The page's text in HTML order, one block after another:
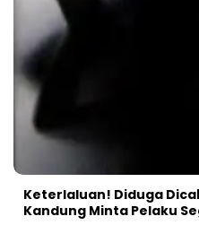
Keterlaluan! Diduga
Kandung Minta Pelaku